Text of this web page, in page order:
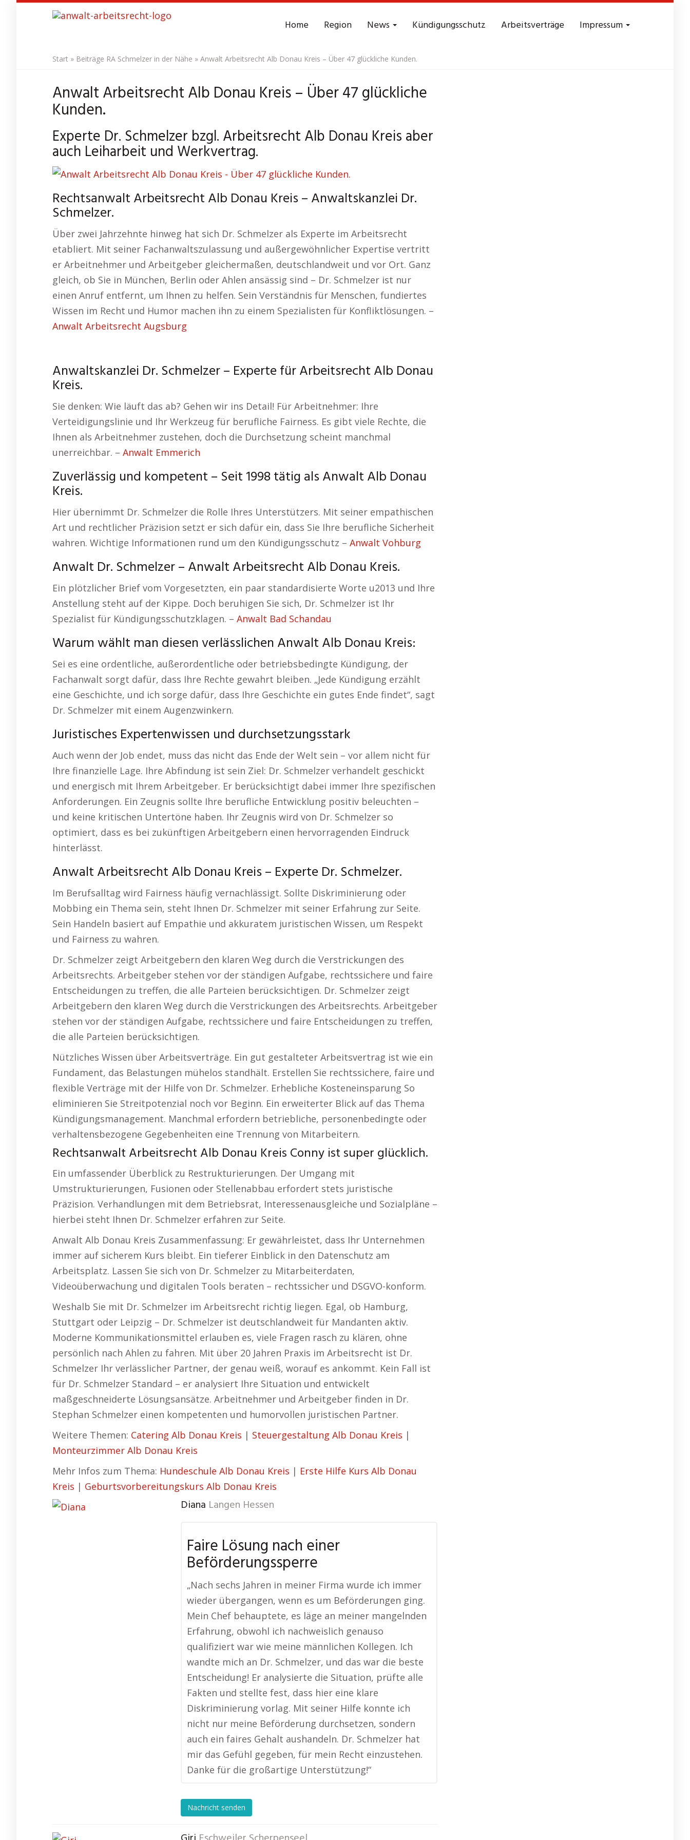
Home Region News Kündigungsschutz Arbeitsverträge Impressum
Start » Beiträge RA Schmelzer in der Nähe » Anwalt Arbeitsrecht Alb Donau Kreis – Über 47 glückliche Kunden.
Anwalt Arbeitsrecht Alb Donau Kreis – Über 47 glückliche
Kunden.
Experte Dr. Schmelzer bzgl. Arbeitsrecht Alb Donau Kreis aber
auch Leiharbeit und Werkvertrag.
Rechtsanwalt Arbeitsrecht Alb Donau Kreis – Anwaltskanzlei Dr.
Schmelzer.
Über zwei Jahrzehnte hinweg hat sich Dr. Schmelzer als Experte im Arbeitsrecht
etabliert. Mit seiner Fachanwaltszulassung und außergewöhnlicher Expertise vertritt
er Arbeitnehmer und Arbeitgeber gleichermaßen, deutschlandweit und vor Ort. Ganz
gleich, ob Sie in München, Berlin oder Ahlen ansässig sind – Dr. Schmelzer ist nur
einen Anruf entfernt, um Ihnen zu helfen. Sein Verständnis für Menschen, fundiertes
Wissen im Recht und Humor machen ihn zu einem Spezialisten für Konfliktlösungen. –
Anwalt Arbeitsrecht Augsburg
Anwaltskanzlei Dr. Schmelzer – Experte für Arbeitsrecht Alb Donau
Kreis.
Sie denken: Wie läuft das ab? Gehen wir ins Detail! Für Arbeitnehmer: Ihre
Verteidigungslinie und Ihr Werkzeug für berufliche Fairness. Es gibt viele Rechte, die
Ihnen als Arbeitnehmer zustehen, doch die Durchsetzung scheint manchmal
unerreichbar. – Anwalt Emmerich
Zuverlässig und kompetent – Seit 1998 tätig als Anwalt Alb Donau
Kreis.
Hier übernimmt Dr. Schmelzer die Rolle Ihres Unterstützers. Mit seiner empathischen
Art und rechtlicher Präzision setzt er sich dafür ein, dass Sie Ihre berufliche Sicherheit
wahren. Wichtige Informationen rund um den Kündigungsschutz – Anwalt Vohburg
Anwalt Dr. Schmelzer – Anwalt Arbeitsrecht Alb Donau Kreis.
Ein plötzlicher Brief vom Vorgesetzten, ein paar standardisierte Worte u2013 und Ihre
Anstellung steht auf der Kippe. Doch beruhigen Sie sich, Dr. Schmelzer ist Ihr
Spezialist für Kündigungsschutzklagen. – Anwalt Bad Schandau
Warum wählt man diesen verlässlichen Anwalt Alb Donau Kreis:
Sei es eine ordentliche, außerordentliche oder betriebsbedingte Kündigung, der
Fachanwalt sorgt dafür, dass Ihre Rechte gewahrt bleiben. „Jede Kündigung erzählt
eine Geschichte, und ich sorge dafür, dass Ihre Geschichte ein gutes Ende findet“, sagt
Dr. Schmelzer mit einem Augenzwinkern.
Juristisches Expertenwissen und durchsetzungsstark
Auch wenn der Job endet, muss das nicht das Ende der Welt sein – vor allem nicht für
Ihre finanzielle Lage. Ihre Abfindung ist sein Ziel: Dr. Schmelzer verhandelt geschickt
und energisch mit Ihrem Arbeitgeber. Er berücksichtigt dabei immer Ihre spezifischen
Anforderungen. Ein Zeugnis sollte Ihre berufliche Entwicklung positiv beleuchten –
und keine kritischen Untertöne haben. Ihr Zeugnis wird von Dr. Schmelzer so
optimiert, dass es bei zukünftigen Arbeitgebern einen hervorragenden Eindruck
hinterlässt.
Anwalt Arbeitsrecht Alb Donau Kreis – Experte Dr. Schmelzer.
Im Berufsalltag wird Fairness häufig vernachlässigt. Sollte Diskriminierung oder
Mobbing ein Thema sein, steht Ihnen Dr. Schmelzer mit seiner Erfahrung zur Seite.
Sein Handeln basiert auf Empathie und akkuratem juristischen Wissen, um Respekt
und Fairness zu wahren.
Dr. Schmelzer zeigt Arbeitgebern den klaren Weg durch die Verstrickungen des
Arbeitsrechts. Arbeitgeber stehen vor der ständigen Aufgabe, rechtssichere und faire
Entscheidungen zu treffen, die alle Parteien berücksichtigen. Dr. Schmelzer zeigt
Arbeitgebern den klaren Weg durch die Verstrickungen des Arbeitsrechts. Arbeitgeber
stehen vor der ständigen Aufgabe, rechtssichere und faire Entscheidungen zu treffen,
die alle Parteien berücksichtigen.
Nützliches Wissen über Arbeitsverträge. Ein gut gestalteter Arbeitsvertrag ist wie ein
Fundament, das Belastungen mühelos standhält. Erstellen Sie rechtssichere, faire und
flexible Verträge mit der Hilfe von Dr. Schmelzer. Erhebliche Kosteneinsparung So
eliminieren Sie Streitpotenzial noch vor Beginn. Ein erweiterter Blick auf das Thema
Kündigungsmanagement. Manchmal erfordern betriebliche, personenbedingte oder
verhaltensbezogene Gegebenheiten eine Trennung von Mitarbeitern.
Rechtsanwalt Arbeitsrecht Alb Donau Kreis Conny ist super glücklich.
Ein umfassender Überblick zu Restrukturierungen. Der Umgang mit
Umstrukturierungen, Fusionen oder Stellenabbau erfordert stets juristische
Präzision. Verhandlungen mit dem Betriebsrat, Interessenausgleiche und Sozialpläne –
hierbei steht Ihnen Dr. Schmelzer erfahren zur Seite.
Anwalt Alb Donau Kreis Zusammenfassung: Er gewährleistet, dass Ihr Unternehmen
immer auf sicherem Kurs bleibt. Ein tieferer Einblick in den Datenschutz am
Arbeitsplatz. Lassen Sie sich von Dr. Schmelzer zu Mitarbeiterdaten,
Videoüberwachung und digitalen Tools beraten – rechtssicher und DSGVO-konform.
Weshalb Sie mit Dr. Schmelzer im Arbeitsrecht richtig liegen. Egal, ob Hamburg,
Stuttgart oder Leipzig – Dr. Schmelzer ist deutschlandweit für Mandanten aktiv.
Moderne Kommunikationsmittel erlauben es, viele Fragen rasch zu klären, ohne
persönlich nach Ahlen zu fahren. Mit über 20 Jahren Praxis im Arbeitsrecht ist Dr.
Schmelzer Ihr verlässlicher Partner, der genau weiß, worauf es ankommt. Kein Fall ist
für Dr. Schmelzer Standard – er analysiert Ihre Situation und entwickelt
maßgeschneiderte Lösungsansätze. Arbeitnehmer und Arbeitgeber finden in Dr.
Stephan Schmelzer einen kompetenten und humorvollen juristischen Partner.
Weitere Themen: Catering Alb Donau Kreis | Steuergestaltung Alb Donau Kreis |
Monteurzimmer Alb Donau Kreis
Mehr Infos zum Thema: Hundeschule Alb Donau Kreis | Erste Hilfe Kurs Alb Donau
Kreis | Geburtsvorbereitungskurs Alb Donau Kreis
Diana Langen Hessen
Faire Lösung nach einer
Beförderungssperre
„Nach sechs Jahren in meiner Firma wurde ich immer
wieder übergangen, wenn es um Beförderungen ging.
Mein Chef behauptete, es läge an meiner mangelnden
Erfahrung, obwohl ich nachweislich genauso
qualifiziert war wie meine männlichen Kollegen. Ich
wandte mich an Dr. Schmelzer, und das war die beste
Entscheidung! Er analysierte die Situation, prüfte alle
Fakten und stellte fest, dass hier eine klare
Diskriminierung vorlag. Mit seiner Hilfe konnte ich
nicht nur meine Beförderung durchsetzen, sondern
auch ein faires Gehalt aushandeln. Dr. Schmelzer hat
mir das Gefühl gegeben, für mein Recht einzustehen.
Danke für die großartige Unterstützung!“
Nachricht senden